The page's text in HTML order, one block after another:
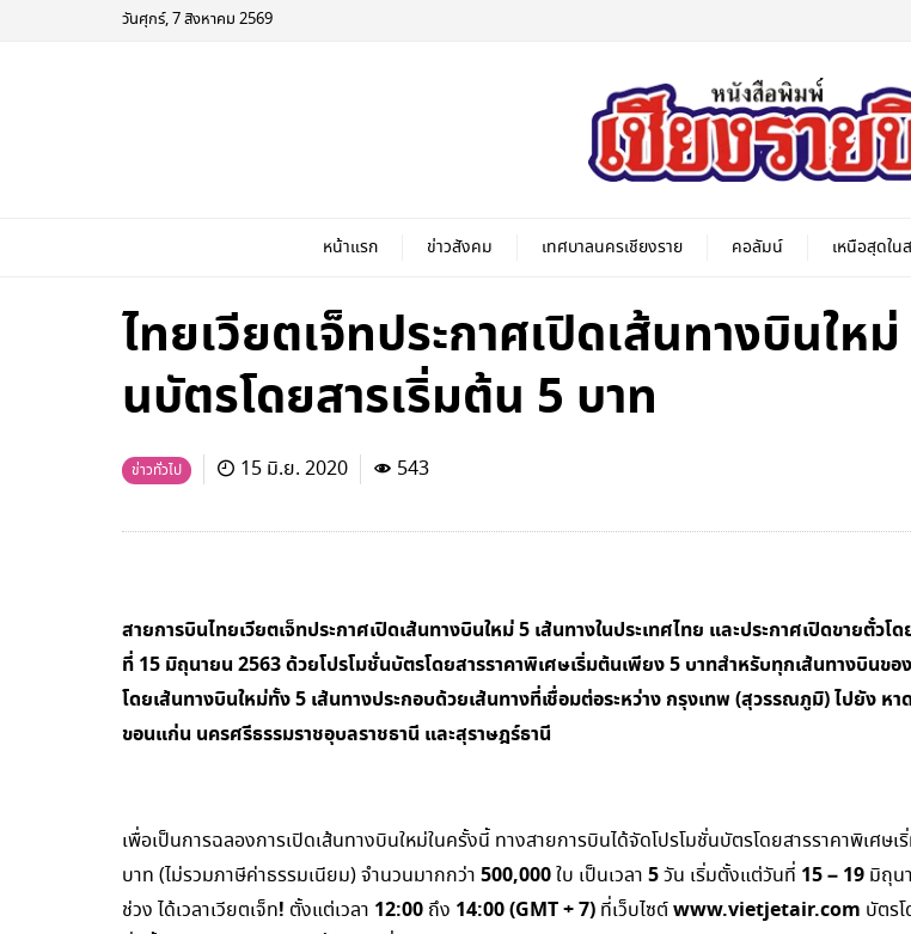
วันศุกร์, 7 สิงหาคม 2569
หน้าแรก ข่าวสังคม เทศบาลนครเชียงราย คอลัมน์ เหนือสุดใน
ไทยเวียตเจ็ทประกาศเปิดเส้นทางบินให
นบัตรโดยสารเริ่มต้น 5 บาท
ข่าวทั่วไป 15 มิ.ย. 2020 543
สายการบินไทยเวียตเจ็ทประกาศเปิดเส้นทางบินใหม่ 5 เส้นทางในประเทศไทย และประกาศเปิดขายตั๋วโ
ที่ 15 มิถุนายน 2563 ด้วยโปรโมชั่นบัตรโดยสารราคาพิเศษเริ่มต้นเพียง 5 บาทสำหรับทุกเส้นทางบินขอ
โดยเส้นทางบินใหม่ทั้ง 5 เส้นทางประกอบด้วยเส้นทางที่เชื่อมต่อระหว่าง กรุงเทพ (สุวรรณภูมิ) ไปยัง ห
ขอนแก่น นครศรีธรรมราชอุบลราชธานี และสุราษฎร์ธานี
เพื่อเป็นการฉลองการเปิดเส้นทางบินใหม่ในครั้งนี้ ทางสายการบินได้จัดโปรโมชั่นบัตรโดยสารราคาพิเศษเ
บาท (ไม่รวมภาษีค่าธรรมเนียม) จำนวนมากกว่า 500,000ใบ เป็นเวลา 5วัน เริ่มตั้งแต่วันที่ 15 – 19 มิถุน
ช่วง ได้เวลาเวียตเจ็ท! ตั้งแต่เวลา 12:00 ถึง 14:00 (GMT + 7) ที่เว็บไซต์www.vietjetair.com บัตรโ